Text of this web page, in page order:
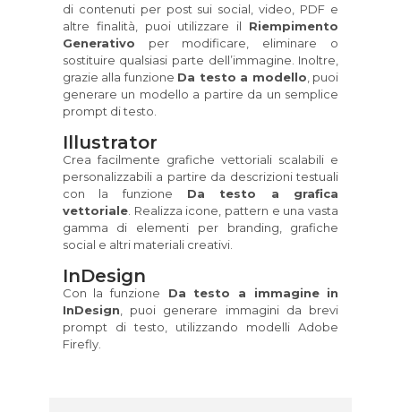
di contenuti per post sui social, video, PDF e
altre finalità, puoi utilizzare il Riempimento
Generativo per modificare, eliminare o
sostituire qualsiasi parte dell’immagine. Inoltre,
grazie alla funzione Da testo a modello , puoi
generare un modello a partire da un semplice
prompt di testo.
Illustrator
Crea facilmente grafiche vettoriali scalabili e
personalizzabili a partire da descrizioni testuali
con la funzione Da testo a grafica
vettoriale. Realizza icone, pattern e una vasta
gamma di elementi per branding, grafiche
social e altri materiali creativi.
InDesign
Con la funzione Da testo a immagine in
InDesign , puoi generare immagini da brevi
prompt di testo, utilizzando modelli Adobe
Firefly.